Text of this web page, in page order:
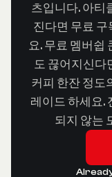
츠입니다. 아티
진다면 무료
요. 무료 멤버쉽
도 끊어지신다
커피 한잔 정도
레이드 하세요.
되지 않는